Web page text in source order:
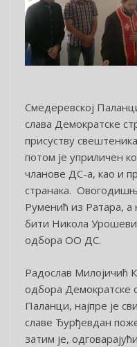
Смедеревској
слава Демократске
присуству
потом је уприличен
чланове ДС-а, као и
странака.
Руменић из Ратара,
бити Никола
одбора ОО ДС.
Радослав Милојичић
одбора Демократске
Паланци, најпре је
славе Ђурђевдан
затим је,